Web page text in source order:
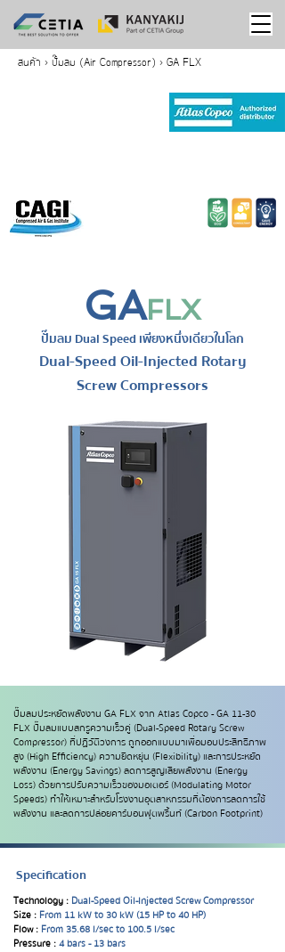
สินค้า > ปั๊มลม (Air Compressor) > GA FLX
GAFLX
ปั๊มลม Dual Speed เพียงหนึ่งเดียวในโลก
Dual-Speed Oil-Injected Rotary
Screw Compressors
ปั๊มลมประหยัดพลังงาน GA FLX จาก Atlas Copco - GA 11-30
FLX ปั๊มลมแบบสกรูความเร็วคู่ (Dual-Speed Rotary Screw
Compressor) ที่ปฏิวัติวงการ ถูกออกแบบมาเพื่อมอบประสิทธิภาพ
สูง (High Efficiency) ความยืดหยุ่น (Flexibility) และการประหยัด
พลังงาน (Energy Savings) ลดการสูญเสียพลังงาน (Energy
Loss) ด้วยการปรับความเร็วของมอเตอร์ (Modulating Motor
Speeds) ทำให้เหมาะสำหรับโรงงานอุตสาหกรรมที่ต้องการลดการใช้
พลังงาน และลดการปล่อยคาร์บอนฟุตพริ้นท์ (Carbon Footprint)
Specification
Technology : Dual-Speed Oil-Injected Screw Compressor
Size : From 11 kW to 30 kW (15 HP to 40 HP)
Flow : From 35.68 l/sec to 100.5 l/sec
Pressure :4bars -13 bars